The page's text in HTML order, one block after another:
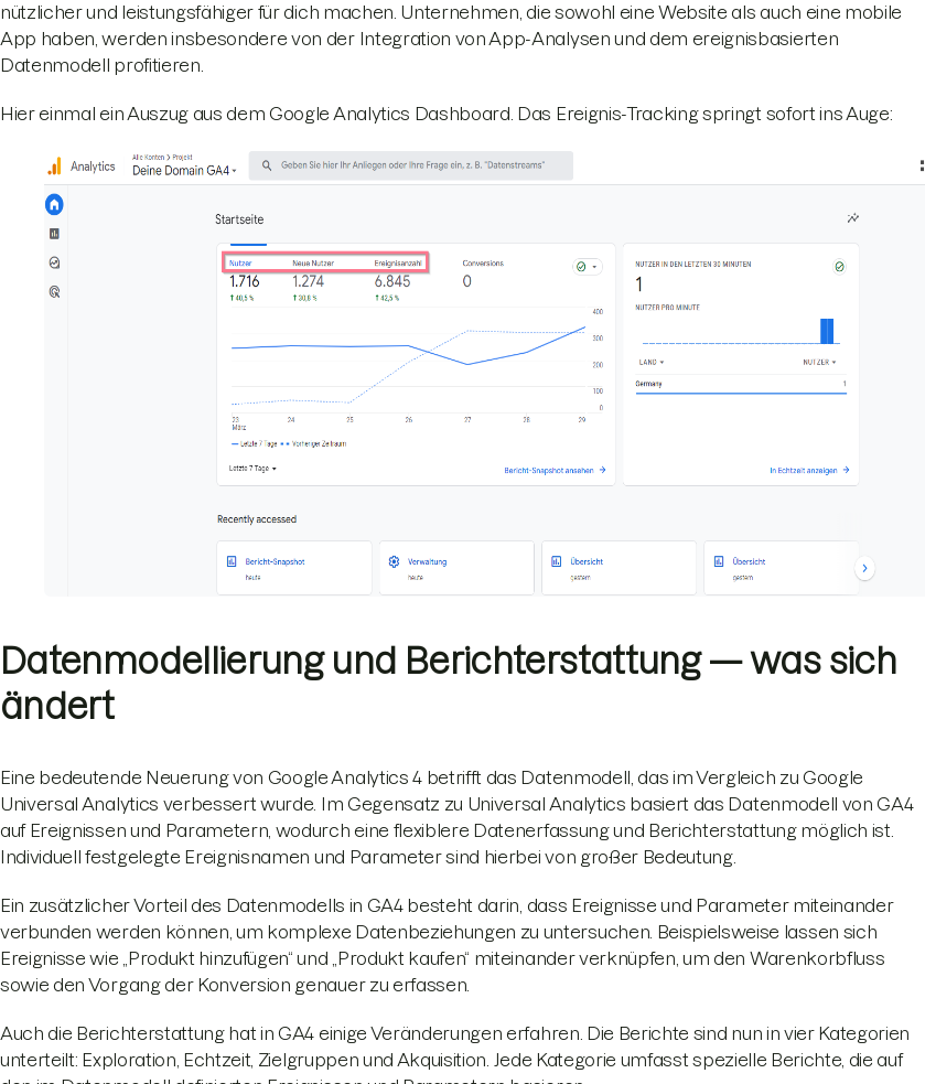
nützlicher und leistungsfähiger für dich machen. Unternehmen, die sowohl eine Website als auch eine mobile
App haben, werden insbesondere von der Integration von App-Analysen und dem ereignisbasierten
Datenmodell profitieren.
Hier einmal ein Auszug aus dem Google Analytics Dashboard. Das Ereignis-Tracking springt sofort ins Auge:
Datenmodellierung und Berichterstattung — was sich
ändert
Eine bedeutende Neuerung von Google Analytics 4 betrifft das Datenmodell, das im Vergleich zu Google
Universal Analytics verbessert wurde. Im Gegensatz zu Universal Analytics basiert das Datenmodell von GA4
auf Ereignissen und Parametern, wodurch eine flexiblere Datenerfassung und Berichterstattung möglich ist.
Individuell festgelegte Ereignisnamen und Parameter sind hierbei von großer Bedeutung.
Ein zusätzlicher Vorteil des Datenmodells in GA4 besteht darin, dass Ereignisse und Parameter miteinander
verbunden werden können, um komplexe Datenbeziehungen zu untersuchen. Beispielsweise lassen sich
Ereignisse wie „Produkt hinzufügen“ und „Produkt kaufen“ miteinander verknüpfen, um den Warenkorbfluss
sowie den Vorgang der Konversion genauer zu erfassen.
Auch die Berichterstattung hat in GA4 einige Veränderungen erfahren. Die Berichte sind nun in vier Kategorien
unterteilt: Exploration, Echtzeit, Zielgruppen und Akquisition. Jede Kategorie umfasst spezielle Berichte, die auf